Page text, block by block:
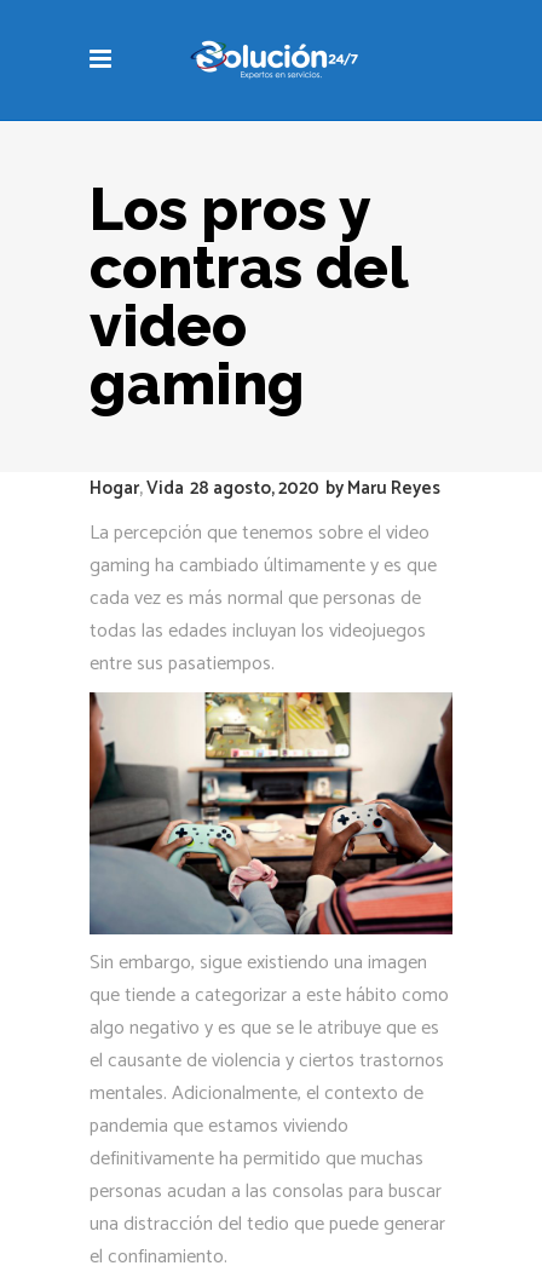
Los pros y
contras del
video
gaming
Hogar,Vida 28 agosto, 2020 byMaru Reyes
La percepción que tenemos sobre el video
gaming ha cambiado últimamente y es que
cada vez es más normal que personas de
todas las edades incluyan los videojuegos
entre sus pasatiempos.
Sin embargo, sigue existiendo una imagen
que tiende a categorizar a este hábito como
algo negativo y es que se le atribuye que es
el causante de violencia y ciertos trastornos
mentales. Adicionalmente, el contexto de
pandemia que estamos viviendo
definitivamente ha permitido que muchas
personas acudan a las consolas para buscar
una distracción del tedio que puede generar
el confinamiento.